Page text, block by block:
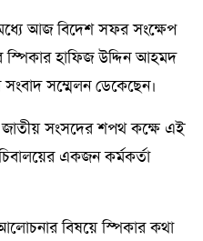
আজ বিদেশ সফর সংক্ষেপ
হাফিজ উদ্দিন আহমদ
সম্মেলন ডেকেছেন।
সংসদের শপথ কক্ষে এই
একজন কর্মকর্তা
আলোচনার বিষয়ে স্পিকার কথা